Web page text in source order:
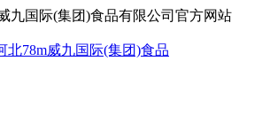
九国际(集团)食品有限公司官方网站